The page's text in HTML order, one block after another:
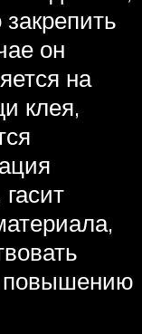
он
на
клея,
повышению